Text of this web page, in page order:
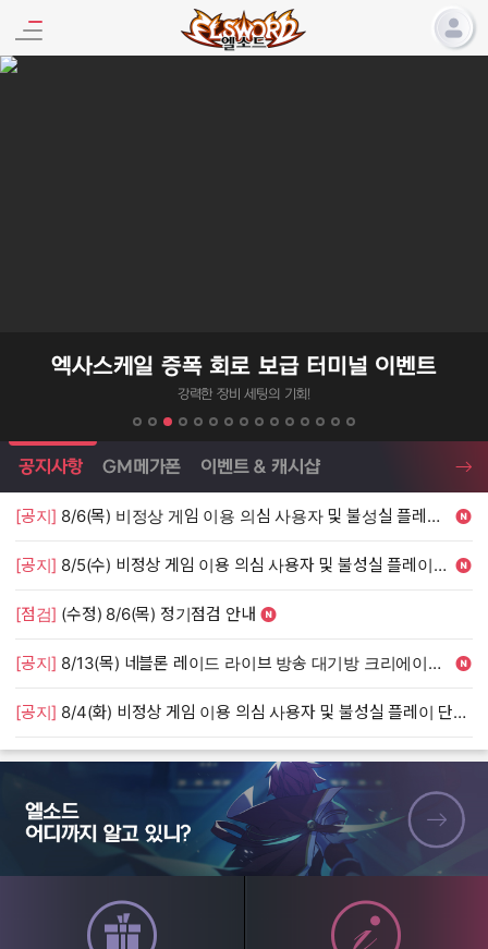
엘소드 프로모션
엑사스케일 증폭 회로 보급 터미널 이벤트
강력한 장비 세팅의 기회!
엘소드 소식
공지사항 GM메가폰 이벤트 & 캐시샵
[공지] 8/6(목) 비정상 게임 이용 의심 사용자 및 불성실 플레이 단속 안내
[공지] 8/5(수) 비정상 게임 이용 의심 사용자 및 불성실 플레이 단속 안내
[점검] (수정) 8/6(목) 정기점검 안내
[공지] 8/13(목) 네블론 레이드 라이브 방송 대기방 크리에이터 모집 안내
[공지] 8/4(화) 비정상 게임 이용 의심 사용자 및 불성실 플레이 단속 안내
엘소드 어디까지 알고 있니?